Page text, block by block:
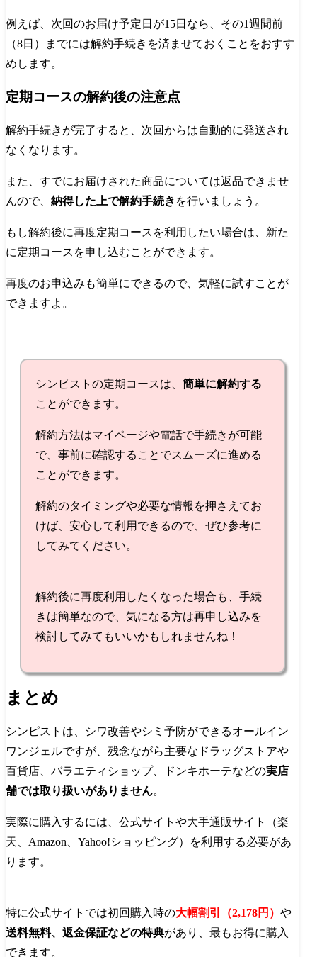
例えば、次回のお届け予定日が15日なら、その1週間前
（8日）までには解約手続きを済ませておくことをおすす
めします。
定期コースの解約後の注意点
解約手続きが完了すると、次回からは自動的に発送され
なくなります。
また、すでにお届けされた商品については返品できませ
んので、 納得した上で解約手続き を行いましょう。
もし解約後に再度定期コースを利用したい場合は、新た
に定期コースを申し込むことができます。
再度のお申込みも簡単にできるので、気軽に試すことが
できますよ。
シンピストの定期コースは、 簡単に解約する
ことができます。
解約方法はマイページや電話で手続きが可能
で、事前に確認することでスムーズに進める
ことができます。
解約のタイミングや必要な情報を押さえてお
けば、安心して利用できるので、ぜひ参考に
してみてください。
解約後に再度利用したくなった場合も、手続
きは簡単なので、気になる方は再申し込みを
検討してみてもいいかもしれませんね！
まとめ
シンピストは、シワ改善やシミ予防ができるオールイン
ワンジェルですが、残念ながら主要なドラッグストアや
百貨店、バラエティショップ、ドンキホーテなどの実店
舗では取り扱いがありません。
実際に購入するには、公式サイトや大手通販サイト（楽
天、Amazon、Yahoo!ショッピング）を利用する必要があ
ります。
特に公式サイトでは初回購入時の大幅割引（2,178円） や
送料無料、返金保証などの特典があり、最もお得に購入
できます。